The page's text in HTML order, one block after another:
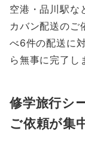
空港・品川駅な
カバン配送のご
べ6件の配送に
ら無事に完了し
修学旅行シ
ご依頼が集